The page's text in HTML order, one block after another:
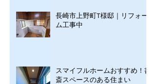
長崎市上野町T様邸｜リフォー
ム工事中
スマイフルホームおすすめ！書
斎スペースのある住まい